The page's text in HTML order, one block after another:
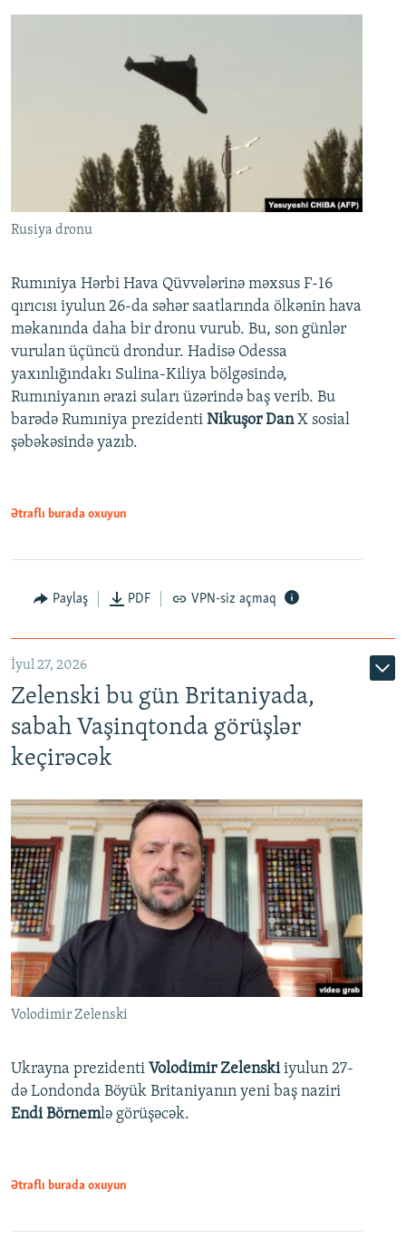
Rusiya dronu
Rumıniya Hərbi Hava Qüvvələrinə məxsus F-16
qırıcısı iyulun 26-da səhər saatlarında ölkənin hava
məkanında daha bir dronu vurub. Bu, son günlər
vurulan üçüncü drondur. Hadisə Odessa
yaxınlığındakı Sulina-Kiliya bölgəsində,
Rumıniyanın ərazi suları üzərində baş verib. Bu
barədə Rumıniya prezidenti Nikuşor DanX sosial
şəbəkəsində yazıb.
Ətraflı burada oxuyun
Paylaş PDF VPN-siz açmaq
İyul 27, 2026
Zelenski bu gün Britaniyada,
sabah Vaşinqtonda görüşlər
keçirəcək
Volodimir Zelenski
Ukrayna prezidenti Volodimir Zelenskiiyulun 27-
də Londonda Böyük Britaniyanın yeni baş naziri
Endi Börnemlə görüşəcək.
Ətraflı burada oxuyun